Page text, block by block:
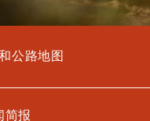
公路地图
简报